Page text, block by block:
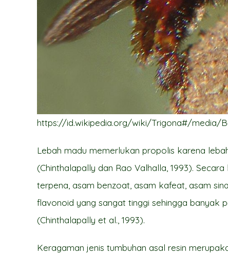
https://id.wikipedia.org/wiki/Trigona#/media/
Lebah madu memerlukan propolis karena
(Chinthalapally dan Rao Valhalla, 1993).
terpena, asam benzoat, asam kafeat, asam
flavonoid yang sangat tinggi sehingga banyak
(Chinthalapally et al., 1993).
Keragaman jenis tumbuhan asal resin